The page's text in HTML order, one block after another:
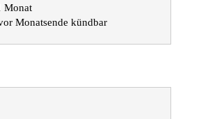
Monat
Monatsende kündbar